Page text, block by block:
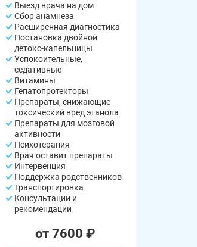
Выезд врача на дом
Сбор анамнеза
Расширенная диагностика
Постановка двойной
детокс-капельницы
Успокоительные,
седативные
Витамины
Гепатопротекторы
Препараты, снижающие
токсический вред этанола
Препараты для мозговой
активности
Психотерапия
Врач оставит препараты
Интервенция
Поддержка родственников
Транспортировка
Консультации и
рекомендации
от 7600 ₽